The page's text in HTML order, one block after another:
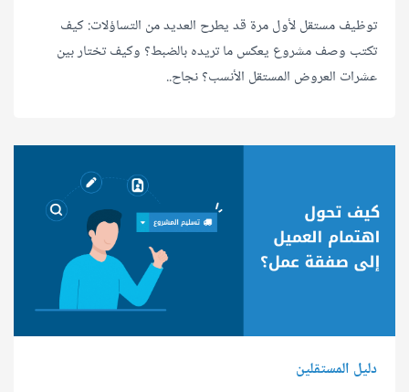
توظيف مستقل لأول مرة قد يطرح العديد من التساؤلات: كيف
تكتب وصف مشروع يعكس ما تريده بالضبط؟ وكيف تختار بين
عشرات العروض المستقل الأنسب؟ نجاح..
دليل المستقلين